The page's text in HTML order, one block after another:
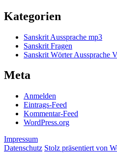
Kategorien
Sanskrit Aussprache mp3
Sanskrit Fragen
Sanskrit Wörter Aussprache
Meta
Anmelden
Eintrags-Feed
Kommentar-Feed
WordPress.org
Impressum
Datenschutz Stolz präsentiert von